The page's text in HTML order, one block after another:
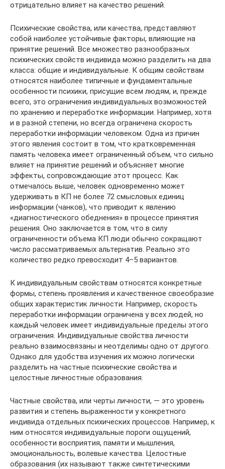
отрицательно влияет на качество решений.
Психические свойства, или качества, представляют
собой наиболее устойчивые факторы, влияющие на
принятие решений. Все множество разнообразных
психических свойств индивида можно разделить на два
класса: общие и индивидуальные. К общим свойствам
относятся наиболее типичные и фундаментальные
особенности психики, присущие всем людям, и, прежде
всего, это ограничения индивидуальных возможностей
по хранению и переработке информации. Например, хотя
и в разной степени, но всегда ограничена скорость
переработки информации человеком. Одна из причин
этого явления состоит в том, что кратковременная
память человека имеет ограниченный объем, что сильно
влияет на принятие решений и объясняет многие
эффекты, сопровождающие этот процесс. Как
отмечалось выше, человек одновременно может
удерживать в КП не более 72 смысловых единиц
информации (чанков), что приводит к явлению
«диагностического обеднения» в процессе принятия
решения. Оно заключается в том, что в силу
ограниченности объема КП люди обычно сокращают
число рассматриваемых альтернатив. Реально это
количество редко превосходит 4–5 вариантов.
К индивидуальным свойствам относятся конкретные
формы, степень проявления и качественное своеобразие
общих характеристик личности. Например, скорость
переработки информации ограничена у всех людей, но
каждый человек имеет индивидуальные пределы этого
ограничения. Индивидуальные свойства личности
реально взаимосвязаны и неотделимы одно от другого.
Однако для удобства изучения их можно логически
разделить на частные психические свойства и
целостные личностные образования.
Частные свойства, или черты личности, — это уровень
развития и степень выраженности у конкретного
индивида отдельных психических процессов. Например, к
ним относятся индивидуальные пороги ощущений,
особенности восприятия, памяти и мышления,
эмоциональность, волевые качества. Целостные
образования (их называют также синтетическими